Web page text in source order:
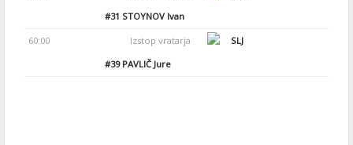
#31 STOYNOV Ivan
60:00 Izstop vratarja
SLJ
#39PAVLIČ Jure